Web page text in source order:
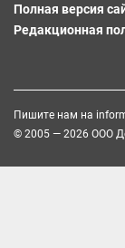
Полная версия
Редакционная
Пишите нам на
© 2005 — 2026 ООО